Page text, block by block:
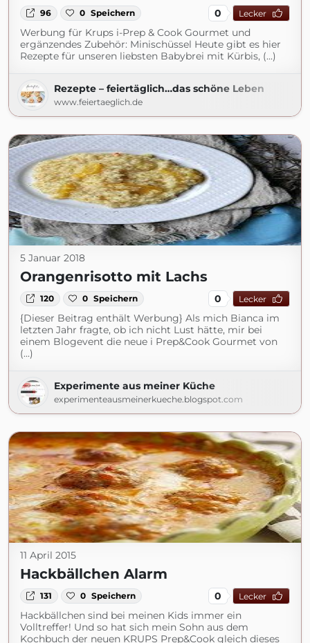
96 0 Speichern 0 Lecker
Werbung für Krups i-Prep & Cook Gourmet und
ergänzendes Zubehör: Minischüssel Heute gibt es hier
Rezepte für unseren liebsten Babybrei mit Kürbis, (...)
Rezepte – feiertäglich…das schöne Leben
www.feiertaeglich.de
5 Januar 2018
Orangenrisotto mit Lachs
120 0 Speichern 0 Lecker
{Dieser Beitrag enthält Werbung} Als mich Bianca im
letzten Jahr fragte, ob ich nicht Lust hätte, mir bei
einem Blogevent die neue i Prep&Cook Gourmet von
(...)
Experimente aus meiner Küche
experimenteausmeinerkueche.blogspot.com
11 April 2015
Hackbällchen Alarm
131 0 Speichern 0 Lecker
Hackbällchen sind bei meinen Kids immer ein
Volltreffer! Und so hat sich mein Sohn aus dem
Kochbuch der neuen KRUPS Prep&Cook gleich dieses